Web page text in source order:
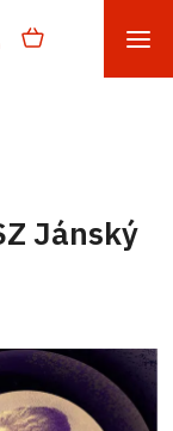
Jánský